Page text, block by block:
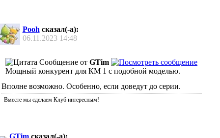
Pooh сказал(-а):
06.11.2023 14:48
Сообщение от GTim
Мощный конкурент для КМ 1 с подобной моделью.
Вполне возможно. Особенно, если доведут до серии.
Вместе мы сделаем Клуб интересным!
GTim сказал(-а):